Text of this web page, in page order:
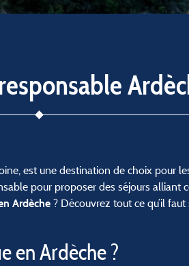
est une destination de choix pour
pour proposer des séjours alliant
Ardèche ? Découvrez tout ce qu’il
en Ardèche ?